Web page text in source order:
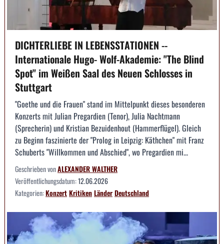
DICHTERLIEBE IN LEBENSSTATIONEN --
Internationale Hugo- Wolf-Akademie: "The Blind
Spot" im Weißen Saal des Neuen Schlosses in
Stuttgart
"Goethe und die Frauen" stand im Mittelpunkt dieses besonderen
Konzerts mit Julian Pregardien (Tenor), Julia Nachtmann
(Sprecherin) und Kristian Bezuidenhout (Hammerflügel). Gleich
zu Beginn faszinierte der "Prolog in Leipzig: Käthchen" mit Franz
Schuberts "Willkommen und Abschied", wo Pregardien mi...
Geschrieben vonALEXANDER WALTHER
Veröffentlichungsdatum:12.06.2026
Kategorien:KonzertKritikenLänderDeutschland